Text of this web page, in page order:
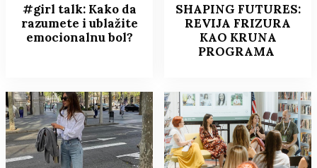
#girl talk: Kako da
razumete i ublažite
emocionalnu bol?
SHAPING FUTURES:
REVIJA FRIZURA
KAO KRUNA
PROGRAMA